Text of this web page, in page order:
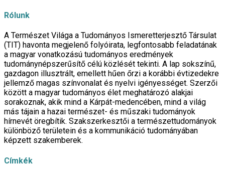
Rólunk
A Természet Világa a Tudományos Ismeretterjesztő Társulat
(TIT) havonta megjelenő folyóirata, legfontosabb feladatának
a magyar vonatkozású tudományos eredmények
tudománynépszerűsítő célú közlését tekinti. A lap sokszínű,
gazdagon illusztrált, emellett hűen őrzi a korábbi évtizedekre
jellemző magas színvonalat és nyelvi igényességet. Szerzői
között a magyar tudományos élet meghatározó alakjai
sorakoznak, akik mind a Kárpát-medencében, mind a világ
más tájain a hazai természet- és műszaki tudományok
hírnevét öregbítik. Szakszerkesztői a természettudományok
különböző területein és a kommunikáció tudományában
képzett szakemberek.
Címkék